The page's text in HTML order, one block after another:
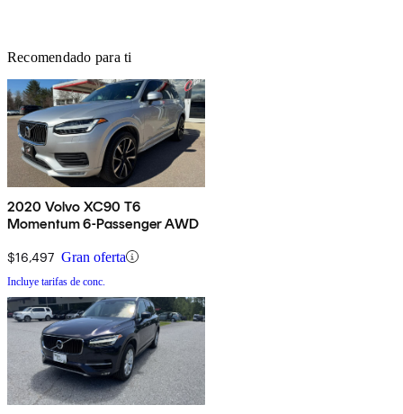
Recomendado para ti
2020 Volvo XC90 T6
Momentum 6-Passenger AWD
$16,497 Gran oferta
Incluye tarifas de conc.